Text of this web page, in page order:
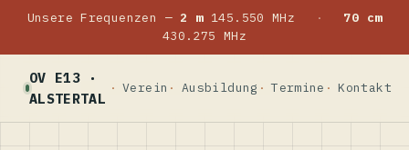
Unsere Frequenzen — 2 m145.550 MHz ·
70 cm
430.275 MHz
OV E13 ·
ALSTERTAL
Verein Ausbildung Termine Kontakt